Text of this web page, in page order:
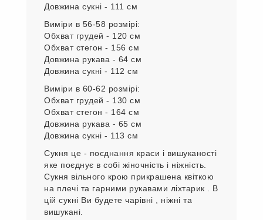
Довжина сукні - 111 см
Виміри в 56-58 розмірі:
Обхват грудей - 120 см
Обхват стегон - 156 см
Довжина рукава - 64 см
Довжина сукні - 112 см
Виміри в 60-62 розмірі:
Обхват грудей - 130 см
Обхват стегон - 164 см
Довжина рукава - 65 см
Довжина сукні - 113 см
Сукня це - поєднання краси і вишуканості
яке поєднує в собі жіночність і ніжність.
Сукня вільного крою прикрашена квіткою
на плечі та гарними рукавами ліхтарик . В
цій сукні Ви будете чарівні , ніжні та
вишукані.